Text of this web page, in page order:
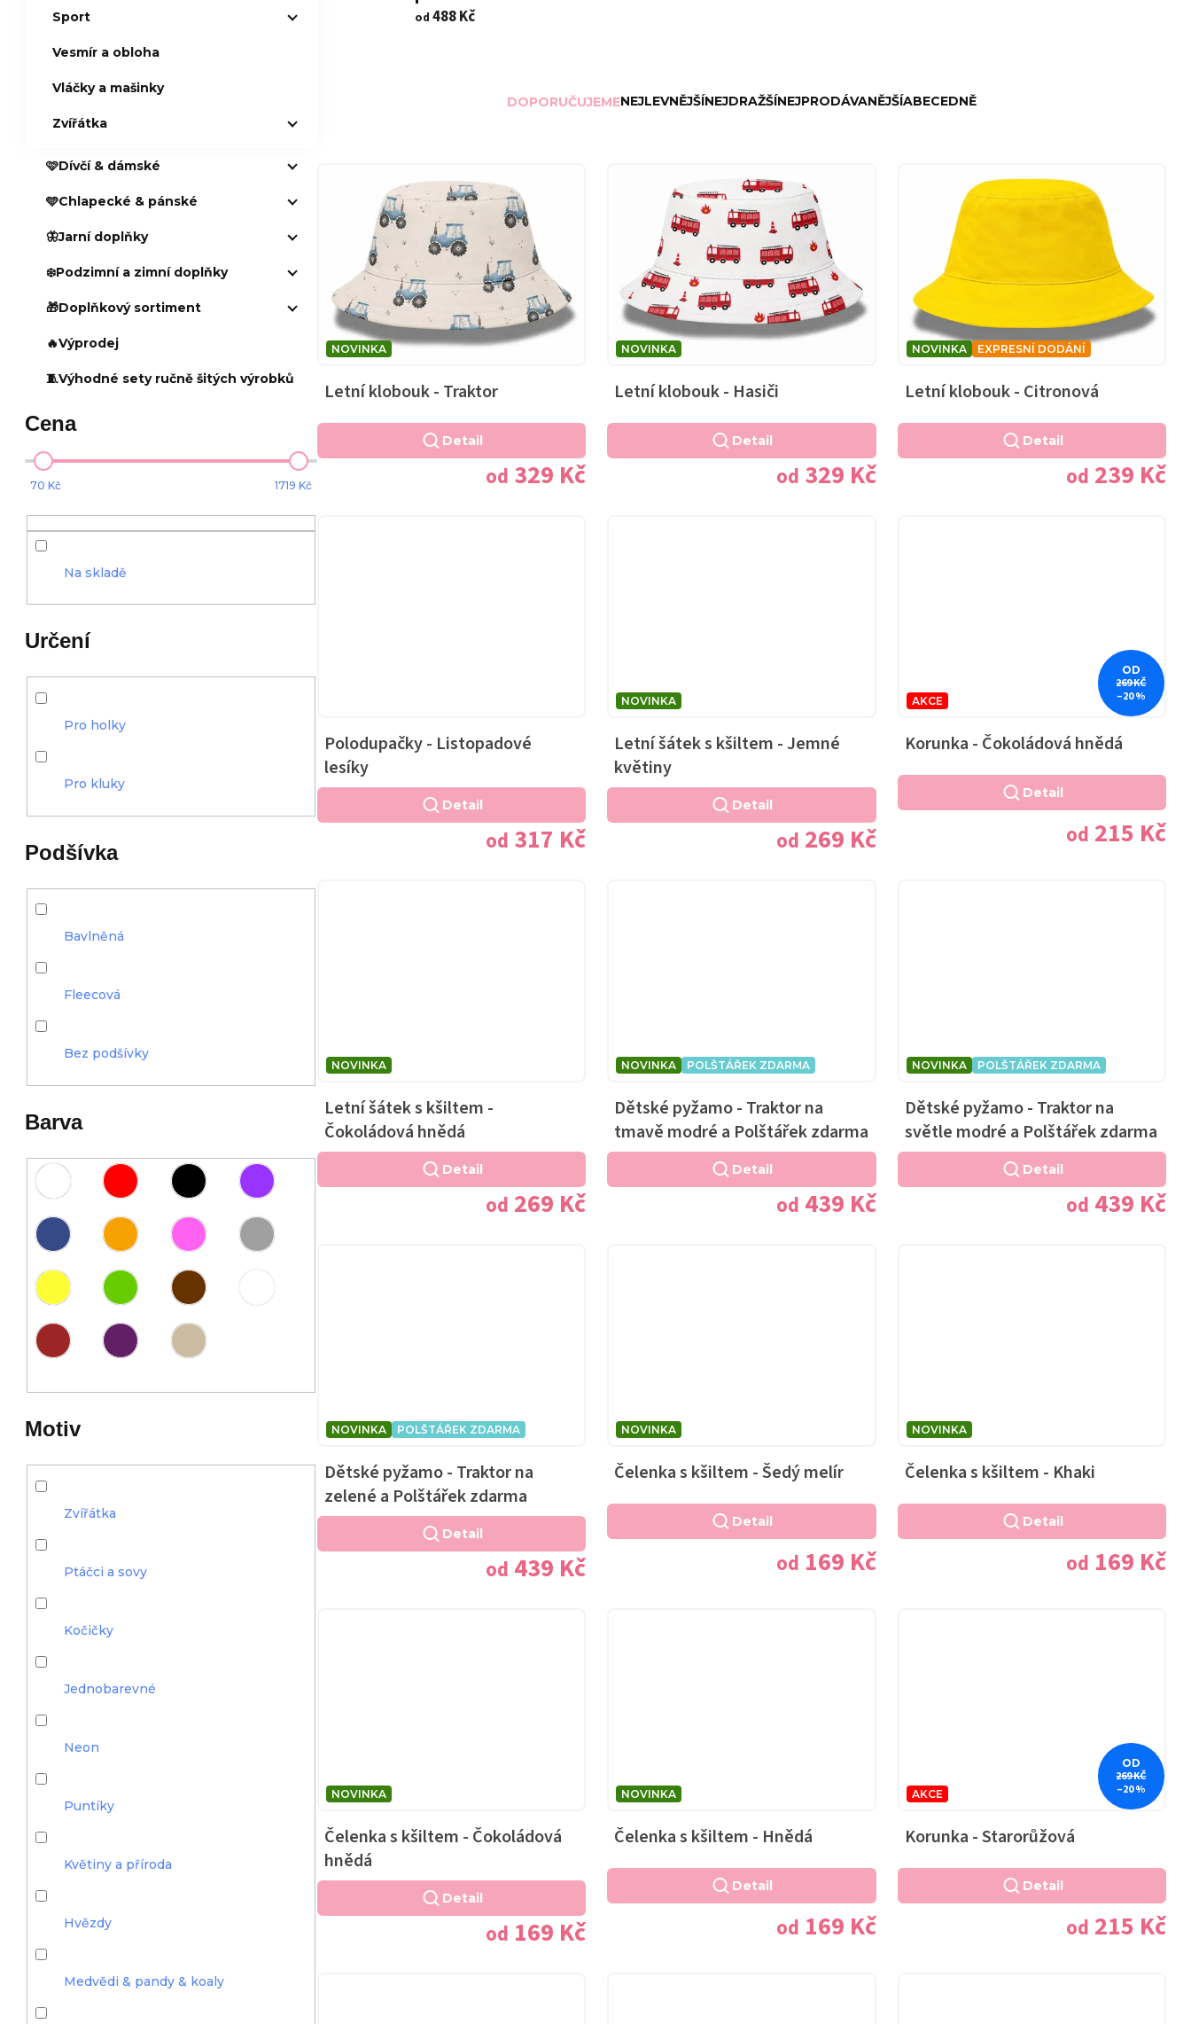
Sport
Vesmír a obloha
Vláčky a mašinky
Zvířátka
🩷Dívčí & dámské
🩵Chlapecké & pánské
🦋Jarní doplňky
❄️Podzimní a zimní doplňky
🎁Doplňkový sortiment
🔥Výprodej
🧵Výhodné sety ručně šitých výrobků
Cena
70 Kč 1719 Kč
Na skladě
Určení
Pro holky
Pro kluky
Podšívka
Bavlněná
Fleecová
Bez podšívky
Barva
Motiv
Zvířátka
Ptáčci a sovy
Kočičky
Jednobarevné
Neon
Puntíky
Květiny a příroda
Hvězdy
Medvědi & pandy & koaly
od 488 Kč
p
r
o
DOPORUČUJEMENEJLEVNĚJŠÍNEJDRAŽŠÍNEJPRODÁVANĚJŠÍABECEDNĚ
s
p
r
NOVINKA
Letní klobouk - Traktor
od 329 Kč
Detail
NOVINKA
Letní klobouk - Hasiči
od 329 Kč
Detail
NOVINKA EXPRESNÍ DODÁNÍ
Letní klobouk - Citronová
od 239 Kč
Detail
Polodupačky - Listopadové
lesíky
od 317 Kč
Detail
NOVINKA
Letní šátek s kšiltem - Jemné
květiny
od 269 Kč
Detail
AKCE
OD
269 KČ
–20 %
Korunka - Čokoládová hnědá
od 215 Kč
Detail
NOVINKA
Letní šátek s kšiltem -
Čokoládová hnědá
od 269 Kč
Detail
NOVINKA POLŠTÁŘEK ZDARMA
Dětské pyžamo - Traktor na
tmavě modré a Polštářek zdarma
od 439 Kč
Detail
NOVINKA POLŠTÁŘEK ZDARMA
Dětské pyžamo - Traktor na
světle modré a Polštářek zdarma
od 439 Kč
Detail
NOVINKA POLŠTÁŘEK ZDARMA
Dětské pyžamo - Traktor na
zelené a Polštářek zdarma
od 439 Kč
Detail
NOVINKA
Čelenka s kšiltem - Šedý melír
od 169 Kč
Detail
NOVINKA
Čelenka s kšiltem - Khaki
od 169 Kč
Detail
NOVINKA
Čelenka s kšiltem - Čokoládová
hnědá
od 169 Kč
Detail
NOVINKA
Čelenka s kšiltem - Hnědá
od 169 Kč
Detail
AKCE
OD
269 KČ
–20 %
Korunka - Starorůžová
od 215 Kč
Detail